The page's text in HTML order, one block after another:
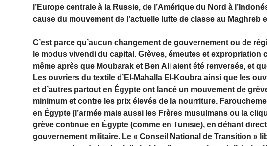
l’Europe centrale à la Russie, de l’Amérique du Nord à
cause du mouvement de l’actuelle lutte de classe au Maghreb
C’est parce qu’aucun changement de gouvernement ou de
le modus vivendi du capital. Grèves, émeutes et
même après que Moubarak et Ben Ali aient été renversés, et
Les ouvriers du textile d’El-Mahalla El-Koubra ainsi que les
et d’autres partout en Égypte ont lancé un mouvement de
minimum et contre les prix élevés de la nourriture.
en Égypte (l’armée mais aussi les Frères musulmans ou la
grève continue en Égypte (comme en Tunisie), en défiant
gouvernement militaire. Le « Conseil National de Transition »